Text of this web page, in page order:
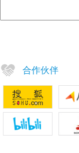
合作伙伴